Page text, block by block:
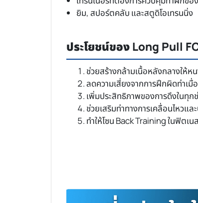
ยิม, สปอร์ตคลับ และสตูดิโอเทรนนิ่ง
ประโยชน์ของ Long Pull
ช่วยสร้างกล้ามเนื้อหลังกลางให้ห
ลดความเสี่ยงจากการฝึกผิดท่าเ
เพิ่มประสิทธิภาพของการดึงในทุก
ช่วยเสริมท่าทางการเคลื่อนไหวแ
ทำให้โซน Back Training ในฟิตเ